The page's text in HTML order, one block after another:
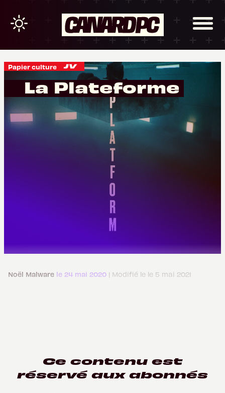
Papier culture
La Plateforme
Noël Malware le 24 mai 2020 | Modifié le le 5 mai 2021
Ce contenu est
réservé aux abonnés